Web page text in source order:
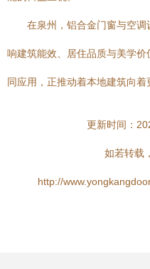
在泉州，铝合金门窗与空
响建筑能效、居住品质与美学
同应用，正推动着本地建筑向着
更新时间：
如若转载
http://